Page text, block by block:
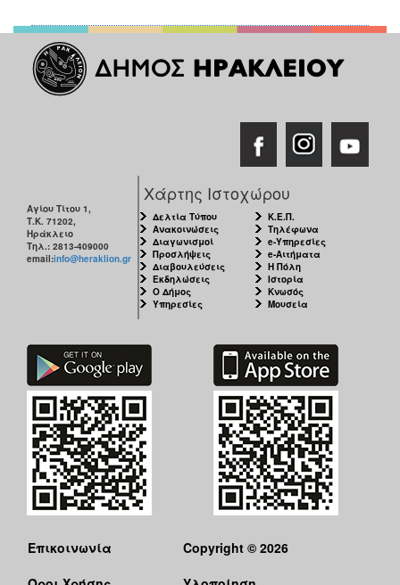
Αγίου Τίτου 1,
Τ.Κ. 71202,
Ηράκλειο
Τηλ.: 2813-409000
email:info@heraklion.gr
Χάρτης Ιστοχώρου
Δελτία Τύπου
Ανακοινώσεις
Διαγωνισμοί
Προσλήψεις
Διαβουλεύσεις
Εκδηλώσεις
Ο Δήμος
Υπηρεσίες
Κ.Ε.Π.
Τηλέφωνα
e-Υπηρεσίες
e-Αιτήματα
Η Πόλη
Ιστορία
Κνωσός
Μουσεία
Επικοινωνία
Copyright © 2026